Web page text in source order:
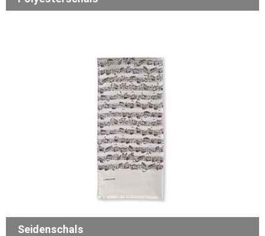
Seidenschals